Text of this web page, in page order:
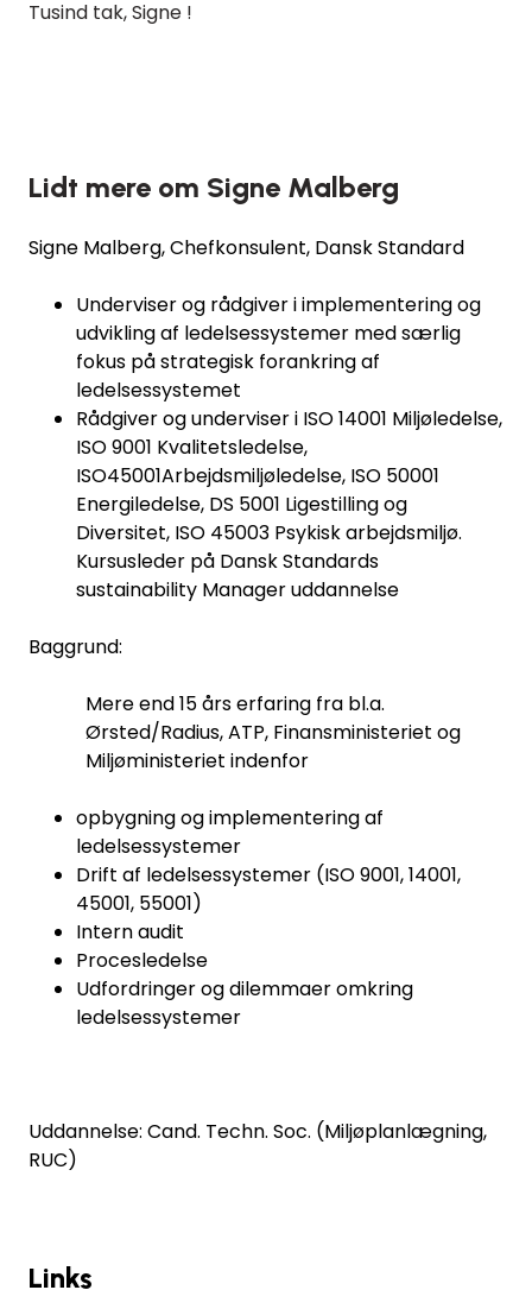
Tusind tak, Signe !
Lidt mere om Signe Malberg
Signe Malberg, Chefkonsulent, Dansk Standard
Underviser og rådgiver i implementering og
udvikling af ledelsessystemer med særlig
fokus på strategisk forankring af
ledelsessystemet
Rådgiver og underviser i ISO 14001 Miljøledelse,
ISO 9001 Kvalitetsledelse,
ISO45001Arbejdsmiljøledelse, ISO 50001
Energiledelse, DS 5001 Ligestilling og
Diversitet, ISO 45003 Psykisk arbejdsmiljø.
Kursusleder på Dansk Standards
sustainability Manager uddannelse
Baggrund:
Mere end 15 års erfaring fra bl.a.
Ørsted/Radius, ATP, Finansministeriet og
Miljøministeriet indenfor
opbygning og implementering af
ledelsessystemer
Drift af ledelsessystemer (ISO 9001, 14001,
45001, 55001)
Intern audit
Procesledelse
Udfordringer og dilemmaer omkring
ledelsessystemer
Uddannelse: Cand. Techn. Soc. (Miljøplanlægning,
RUC)
Links